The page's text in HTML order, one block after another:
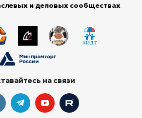
и деловых сообществах
на связи